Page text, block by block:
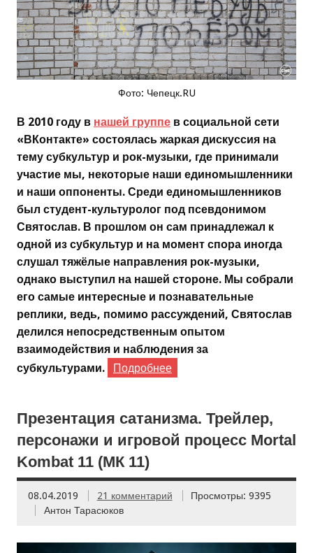
Фото: Чепецк.RU
В 2010 году в нашей группе в социальной сети
«ВКонтакте» состоялась жаркая дискуссия на
тему субкультур и рок-музыки, где принимали
участие мы, некоторые наши единомышленники
и наши оппоненты. Среди единомышленников
был студент-культуролог под псевдонимом
Святослав. В прошлом он сам принадлежал к
одной из субкультур и на момент спора иногда
слушал тяжёлые направления рок-музыки,
однако выступил на нашей стороне. Мы собрали
его самые интересные и познавательные
реплики, ведь, помимо рассуждений, Святослав
делился непосредственным опытом
взаимодействия и наблюдения за
субкультурами.
Подробнее
Презентация сатанизма. Трейлер,
персонажи и игровой процесс Mortal
Kombat 11 (МК 11)
08.04.2019 21 комментарий
Просмотры: 9395
Антон Тарасюков